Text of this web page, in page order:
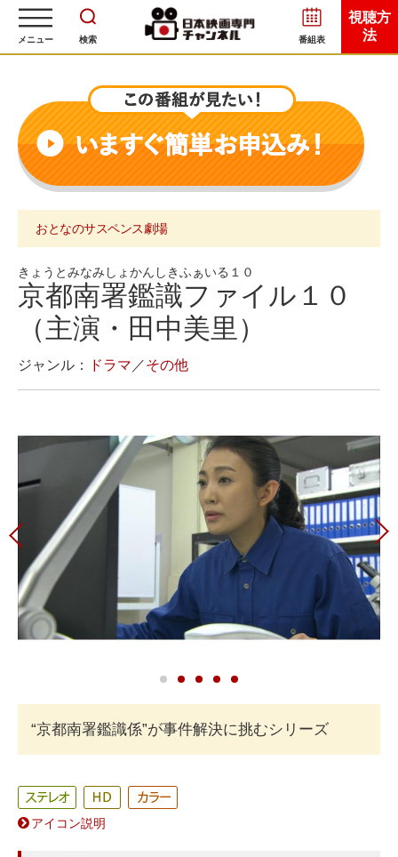
メニュー 検索 番組表
視聴方
法
おとなのサスペンス劇場
きょうとみなみしょかんしきふぁいる１０
京都南署鑑識ファイル１０
（主演・田中美里）
ジャンル： ドラマ ／その他
“京都南署鑑識係”が事件解決に挑むシリーズ
アイコン説明